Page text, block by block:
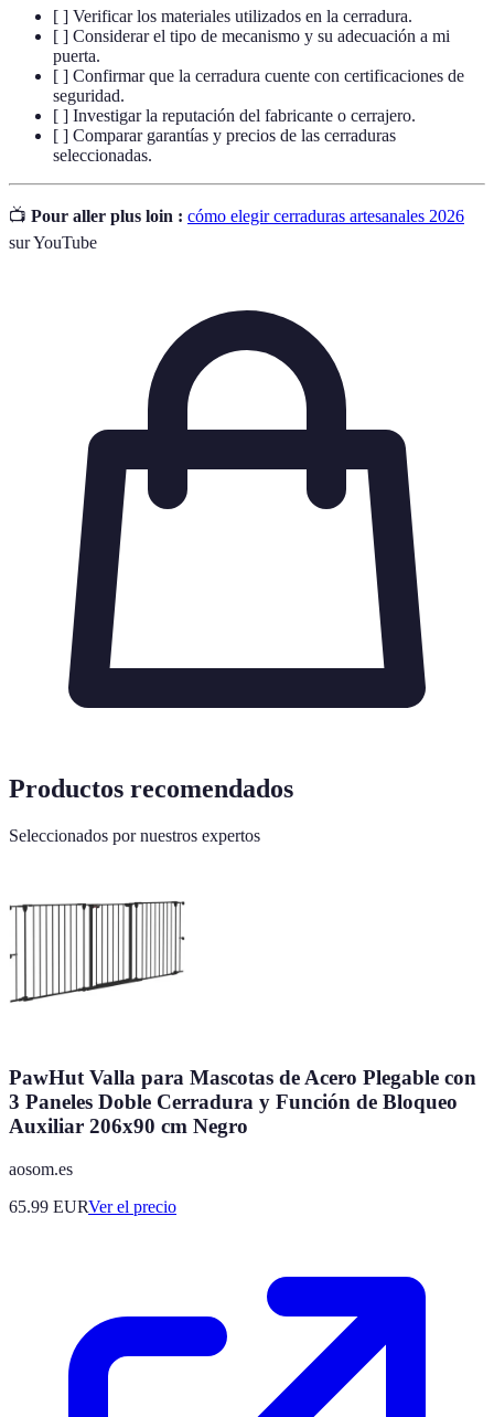
[ ] Verificar los materiales utilizados en la cerradura.
[ ] Considerar el tipo de mecanismo y su adecuación a mi
puerta.
[ ] Confirmar que la cerradura cuente con certificaciones de
seguridad.
[ ] Investigar la reputación del fabricante o cerrajero.
[ ] Comparar garantías y precios de las cerraduras
seleccionadas.
📺 Pour aller plus loin : cómo elegir cerraduras artesanales 2026
sur YouTube
Productos recomendados
Seleccionados por nuestros expertos
PawHut Valla para Mascotas de Acero Plegable con
3 Paneles Doble Cerradura y Función de Bloqueo
Auxiliar 206x90 cm Negro
aosom.es
65.99 EURVer el precio